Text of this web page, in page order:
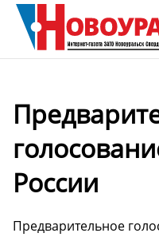
России
Предварительное